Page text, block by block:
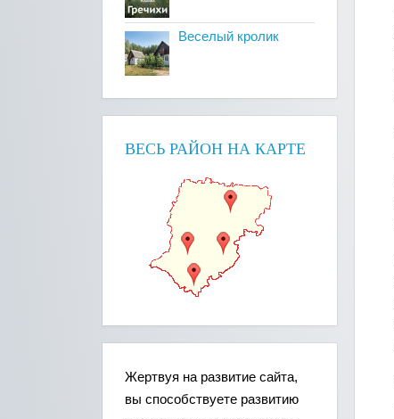
Веселый кролик
ВЕСЬ РАЙОН НА КАРТЕ
Жертвуя на развитие сайта,
вы способствуете развитию